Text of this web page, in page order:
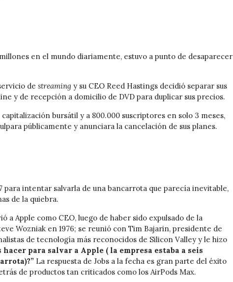
en el mundo diariamente, estuvo a punto de desaparecer
de streaming y su CEO Reed Hastings decidió separar sus
y de recepción a domicilio de DVD para duplicar sus precios.
bursátil y a 800.000 suscriptores en solo 3 meses,
públicamente y anunciara la cancelación de sus planes.
para intentar salvarla de una bancarrota que parecía inevitable,
de la quiebra.
a Apple como CEO, luego de haber sido expulsado de la
Wozniak en 1976; se reunió con Tim Bajarin, presidente de
de tecnología más reconocidos de Silicon Valley y le hizo
hacer para salvar a Apple ( la empresa estaba a seis
La respuesta de Jobs a la fecha es gran parte del éxito
de productos tan criticados como los AirPods Max.